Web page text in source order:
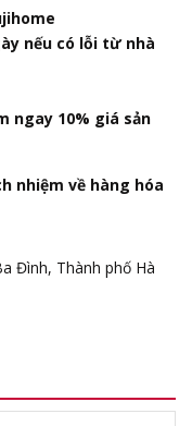
nếu có lỗi từ nhà
ngay 10% giá sản
nhiệm về hàng hóa
Đình, Thành phố Hà